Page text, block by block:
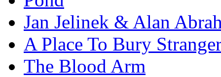
Jan Jelinek & Alan
A Place To Bury
The Blood Arm